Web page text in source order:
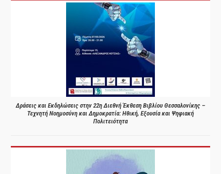
Δράσεις και Εκδηλώσεις στην 22η Διεθνή Έκθεση Βιβλίου Θεσσαλονίκης –
Τεχνητή Νοημοσύνη και Δημοκρατία: Ηθική, Εξουσία και Ψηφιακή
Πολιτειότητα